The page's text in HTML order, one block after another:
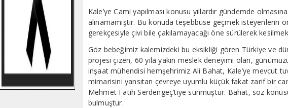
Kale’ye Cami yapılması konusu yıllardır gündemde
alınamamıştır. Bu konuda teşebbüse geçmek isteyenlerin
gerekçesiyle çivi bile çakılamayacağı öne sürülerek
Göz bebeğimiz kalemizdeki bu eksikliği gören Türkiye ve
projesi çizen, 60 yıla yakın meslek deneyimi olan,
inşaat mühendisi hemşehrimiz Ali Bahat, Kale’ye mevcut
mimarisini yansıtan çevreye uyumlu küçük fakat zarif bir
Mehmet Fatih Serdengeç’tiye sunmuştur. Bahat, söz
bulmuştur.